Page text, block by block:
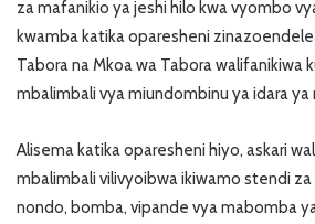
za mafanikio ya jeshi hilo kwa vyombo
kwamba katika oparesheni
Tabora na Mkoa wa Tabora walifanikiwa
mbalimbali vya miundombinu ya idara ya
Alisema katika oparesheni hiyo, askari
mbalimbali vilivyoibwa ikiwamo stendi za
nondo, bomba, vipande vya mabomba